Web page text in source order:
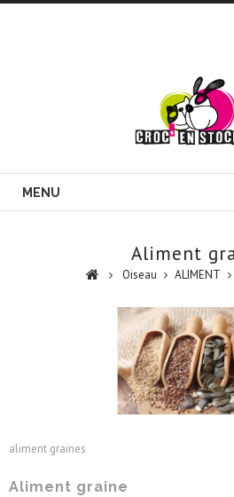
MENU
Aliment
Oiseau ALIMENT
aliment graines
Aliment graine